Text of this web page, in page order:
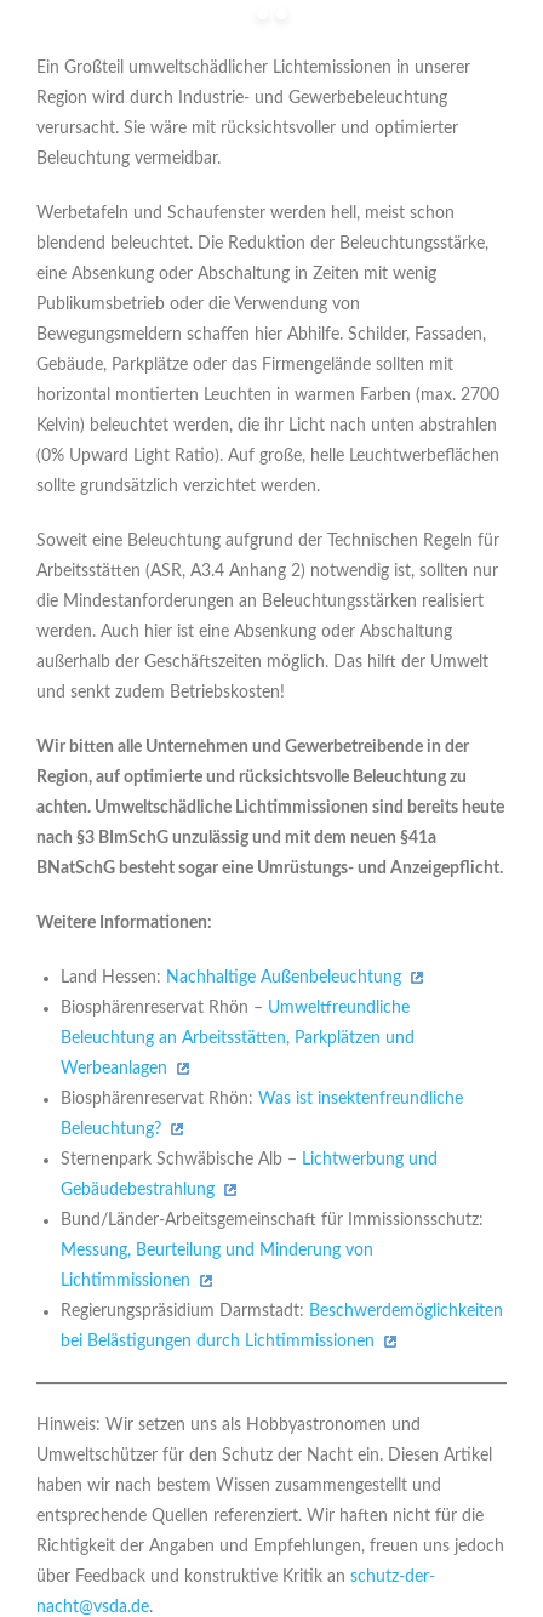
Ein Großteil umweltschädlicher Lichtemissionen in unserer
Region wird durch Industrie- und Gewerbebeleuchtung
verursacht. Sie wäre mit rücksichtsvoller und optimierter
Beleuchtung vermeidbar.
Werbetafeln und Schaufenster werden hell, meist schon
blendend beleuchtet. Die Reduktion der Beleuchtungsstärke,
eine Absenkung oder Abschaltung in Zeiten mit wenig
Publikumsbetrieb oder die Verwendung von
Bewegungsmeldern schaffen hier Abhilfe. Schilder, Fassaden,
Gebäude, Parkplätze oder das Firmengelände sollten mit
horizontal montierten Leuchten in warmen Farben (max. 2700
Kelvin) beleuchtet werden, die ihr Licht nach unten abstrahlen
(0% Upward Light Ratio). Auf große, helle Leuchtwerbeflächen
sollte grundsätzlich verzichtet werden.
Soweit eine Beleuchtung aufgrund der Technischen Regeln für
Arbeitsstätten (ASR, A3.4 Anhang 2) notwendig ist, sollten nur
die Mindestanforderungen an Beleuchtungsstärken realisiert
werden. Auch hier ist eine Absenkung oder Abschaltung
außerhalb der Geschäftszeiten möglich. Das hilft der Umwelt
und senkt zudem Betriebskosten!
Wir bitten alle Unternehmen und Gewerbetreibende in der
Region, auf optimierte und rücksichtsvolle Beleuchtung zu
achten. Umweltschädliche Lichtimmissionen sind bereits heute
nach §3 BImSchG unzulässig und mit dem neuen §41a
BNatSchG besteht sogar eine Umrüstungs- und Anzeigepflicht.
Weitere Informationen:
Land Hessen: Nachhaltige Außenbeleuchtung
Biosphärenreservat Rhön – Umweltfreundliche
Beleuchtung an Arbeitsstätten, Parkplätzen und
Werbeanlagen
Biosphärenreservat Rhön: Was ist insektenfreundliche
Beleuchtung?
Sternenpark Schwäbische Alb – Lichtwerbung und
Gebäudebestrahlung
Bund/Länder-Arbeitsgemeinschaft für Immissionsschutz:
Messung, Beurteilung und Minderung von
Lichtimmissionen
Regierungspräsidium Darmstadt: Beschwerdemöglichkeiten
bei Belästigungen durch Lichtimmissionen
Hinweis: Wir setzen uns als Hobbyastronomen und
Umweltschützer für den Schutz der Nacht ein. Diesen Artikel
haben wir nach bestem Wissen zusammengestellt und
entsprechende Quellen referenziert. Wir haften nicht für die
Richtigkeit der Angaben und Empfehlungen, freuen uns jedoch
über Feedback und konstruktive Kritik an schutz-der-
nacht@vsda.de.